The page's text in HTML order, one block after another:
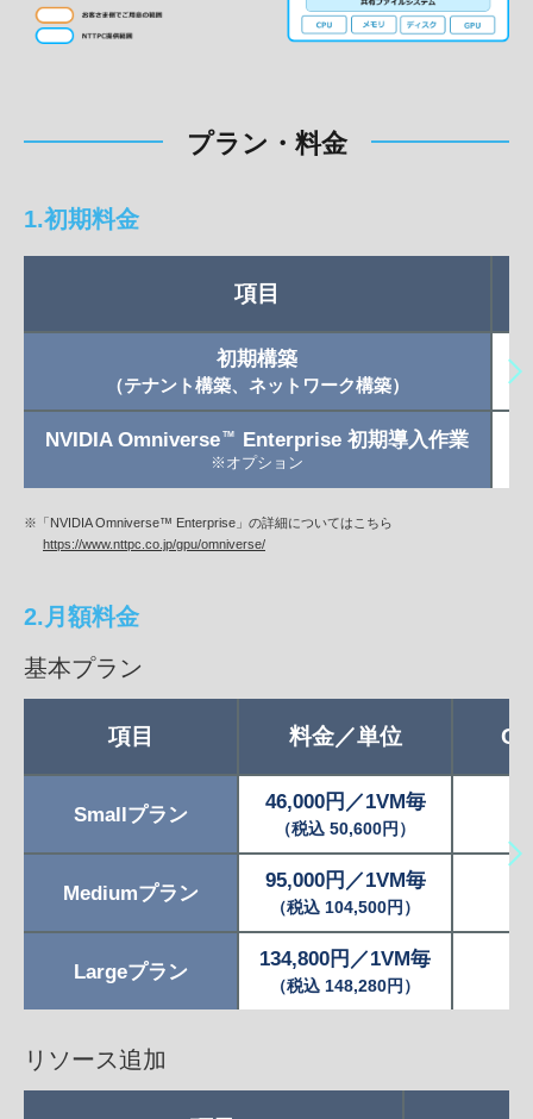
プラン・料金
1.初期料金
項目
初期構築
（テナント構築、ネットワーク構築）
NVIDIA OmniverseTM Enterprise 初期導入作業
※オプション
※「NVIDIA Omniverse™ Enterprise」の詳細についてはこちら
https://www.nttpc.co.jp/gpu/omniverse/
2.月額料金
基本プラン
項目 料金／単位
Smallプラン
46,000円／1VM毎
（税込 50,600円）
Mediumプラン
95,000円／1VM毎
（税込 104,500円）
Largeプラン
134,800円／1VM毎
（税込 148,280円）
リソース追加